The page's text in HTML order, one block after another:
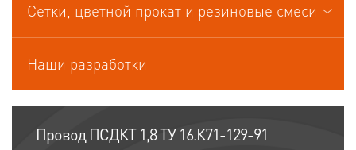
Провода силовые для стационарной прокладки
Провода термоэлектродные
Шнуры шахтные
Сетки, цветной прокат и резиновые смеси
Наши разработки
Провод ПСДКТ 1,8 ТУ 16.К71-129-91